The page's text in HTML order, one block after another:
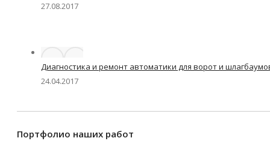
27.08.2017
Диагностика и ремонт автоматики для ворот и
24.04.2017
Портфолио наших работ